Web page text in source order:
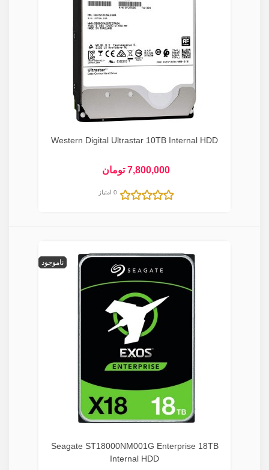
Western Digital Ultrastar 10TB Internal HDD
7,800,000 تومان
0 امتیاز
ناموجود
Seagate ST18000NM001G Enterprise 18TB
Internal HDD